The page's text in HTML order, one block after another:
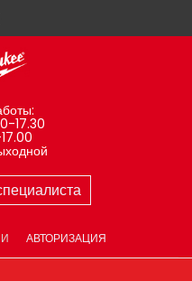
17.30
АВТОРИЗАЦИЯ